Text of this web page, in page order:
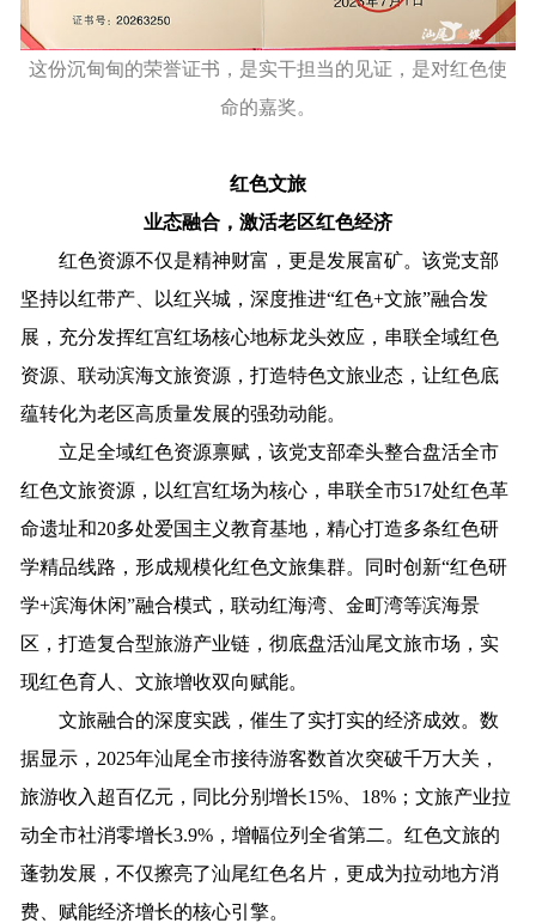
这份沉甸甸的荣誉证书，是实干担当的见证，是对红色使
命的嘉奖。
红色文旅
业态融合，激活老区红色经济
红色资源不仅是精神财富，更是发展富矿。该党支部
坚持以红带产、以红兴城，深度推进“红色+文旅”融合发
展，充分发挥红宫红场核心地标龙头效应，串联全域红色
资源、联动滨海文旅资源，打造特色文旅业态，让红色底
蕴转化为老区高质量发展的强劲动能。
立足全域红色资源禀赋，该党支部牵头整合盘活全市
红色文旅资源，以红宫红场为核心，串联全市517处红色革
命遗址和20多处爱国主义教育基地，精心打造多条红色研
学精品线路，形成规模化红色文旅集群。同时创新“红色研
学+滨海休闲”融合模式，联动红海湾、金町湾等滨海景
区，打造复合型旅游产业链，彻底盘活汕尾文旅市场，实
现红色育人、文旅增收双向赋能。
文旅融合的深度实践，催生了实打实的经济成效。数
据显示，2025年汕尾全市接待游客数首次突破千万大关，
旅游收入超百亿元，同比分别增长15%、18%；文旅产业拉
动全市社消零增长3.9%，增幅位列全省第二。红色文旅的
蓬勃发展，不仅擦亮了汕尾红色名片，更成为拉动地方消
费、赋能经济增长的核心引擎。